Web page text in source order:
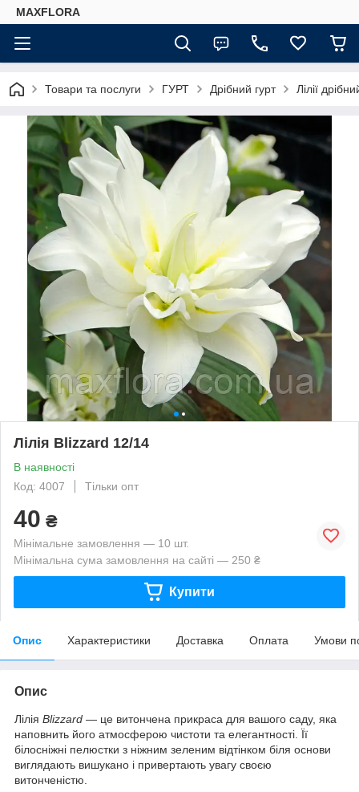
MAXFLORA
Товари та послуги ГУРТ Дрібний гурт Лілії
Лілія Blizzard 12/14
В наявності
Код: 4007
Тільки опт
40 ₴
Мінімальне замовлення — 10 шт.
Мінімальна сума замовлення на сайті — 250 ₴
Купити
Опис Характеристики Доставка Оплата Умови
Опис
Лілія Blizzard — це витончена прикраса для вашого саду, яка
наповнить його атмосферою чистоти та елегантності. Її
білосніжні пелюстки з ніжним зеленим відтінком біля основи
виглядають вишукано і привертають увагу своєю
витонченістю.